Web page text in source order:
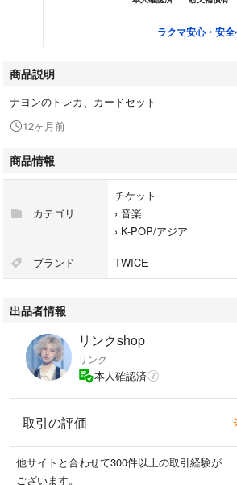
ラクマ安心・安
商品説明
ナヨンのトレカ、カードセット
12ヶ月前
商品情報
カテゴリ
チケット
› 音楽
› K-POP/アジア
ブランド TWICE
出品者情報
リンクshop
リンク
本人確認済
取引の評価
他サイトと合わせて300件以上の取引経験が
ございます。